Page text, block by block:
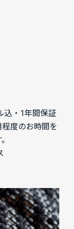
込・1年間保証
度のお時間を